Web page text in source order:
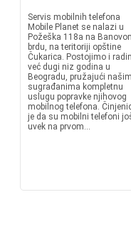
Servis mobilnih telefona
Mobile Planet se nalazi u
Požeška 118a na
brdu, na teritoriji opštine
Čukarica. Postojimo i
već dugi niz godina u
Beogradu, pružajući našim
sugrađanima kompletnu
uslugu popravke njihovog
mobilnog telefona.
je da su mobilni telefoni
uvek na prvom...